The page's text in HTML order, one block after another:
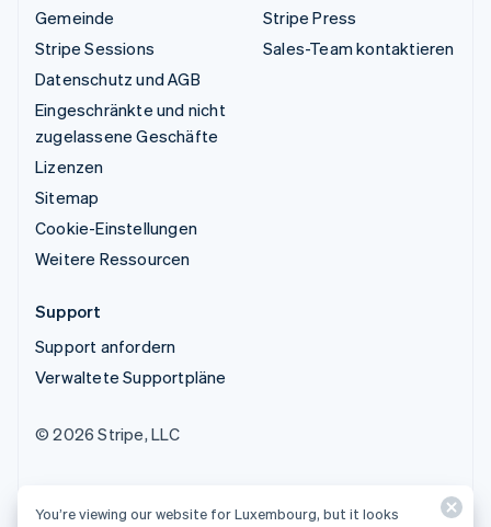
Gemeinde
Stripe Sessions
Datenschutz und AGB
Eingeschränkte und nicht
zugelassene Geschäfte
Lizenzen
Sitemap
Cookie-Einstellungen
Weitere Ressourcen
Stripe Press
Sales-Team kontaktieren
Support
Support anfordern
Verwaltete Supportpläne
© 2026 Stripe, LLC
You’re viewing our website for Luxembourg, but it looks